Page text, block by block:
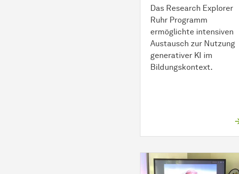
Das Research Explorer
Ruhr Programm
ermöglichte intensiven
Austausch zur Nutzung
generativer KI im
Bildungskontext.